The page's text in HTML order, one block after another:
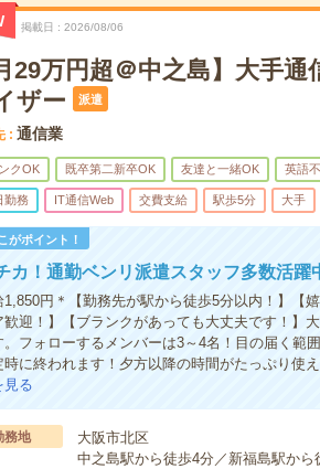
掲載日 2026/08/06
29万円超＠中之島】大手
ザー
派遣
通信業
クOK 既卒第二新卒OK 友達と一緒OK 英語
勤務 IT通信Web 交費支給 駅歩5分 大手
がポイント！
カ！通勤ベンリ派遣スタッフ多数活躍
1,850円＊【勤務先が駅から徒歩5分以内！】【
歓迎！】【ブランクがあっても大丈夫です！】
。フォローするメンバーは3～4名！目の届く範
時に終われます！夕方以降の時間がたっぷり
見る
務地
大阪市北区
中之島駅から徒歩4分／新福島駅か